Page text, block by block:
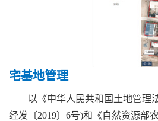
宅基地管理
以《中华人民共和国土地管理
经发〔2019〕6号)和《自然资源部